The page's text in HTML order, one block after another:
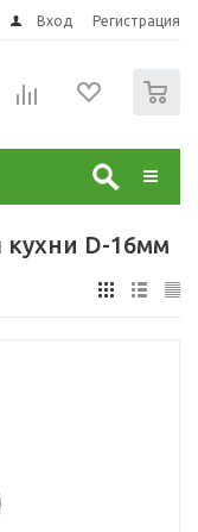
Вход Регистрация
кухни D-16мм